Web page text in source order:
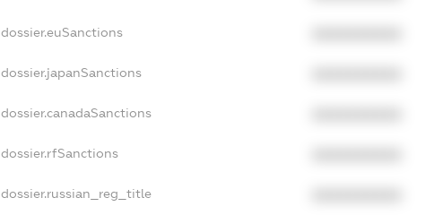
dossier.euSanctions
dossier.japanSanctions
dossier.canadaSanctions
dossier.rfSanctions
dossier.russian_reg_title